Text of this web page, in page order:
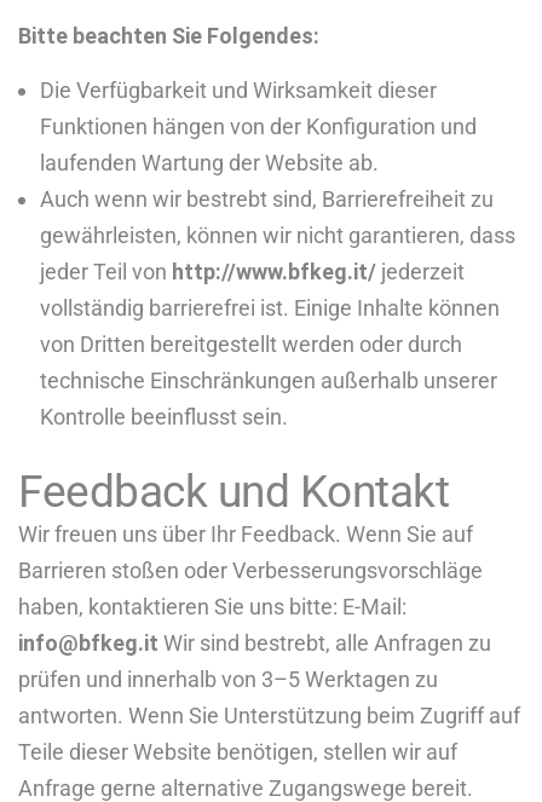
Bitte beachten Sie Folgendes:
Die Verfügbarkeit und Wirksamkeit dieser
Funktionen hängen von der Konfiguration und
laufenden Wartung der Website ab.
Auch wenn wir bestrebt sind, Barrierefreiheit zu
gewährleisten, können wir nicht garantieren, dass
jeder Teil von http://www.bfkeg.it/ jederzeit
vollständig barrierefrei ist. Einige Inhalte können
von Dritten bereitgestellt werden oder durch
technische Einschränkungen außerhalb unserer
Kontrolle beeinflusst sein.
Feedback und Kontakt
Wir freuen uns über Ihr Feedback. Wenn Sie auf
Barrieren stoßen oder Verbesserungsvorschläge
haben, kontaktieren Sie uns bitte: E-Mail:
info@bfkeg.it Wir sind bestrebt, alle Anfragen zu
prüfen und innerhalb von 3–5 Werktagen zu
antworten. Wenn Sie Unterstützung beim Zugriff auf
Teile dieser Website benötigen, stellen wir auf
Anfrage gerne alternative Zugangswege bereit.